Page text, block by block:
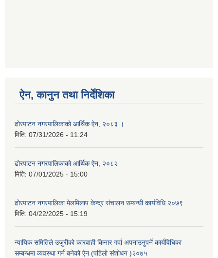
ऐन, कानुन तथा निर्देशिका
ढोरपाटन नगरपालिकाको आर्थिक ऐन, २०८३ ।
मिति: 07/31/2026 - 11:24
ढोरपाटन नगरपालिकाको आर्थिक ऐन, २०८२
मिति: 07/01/2025 - 15:00
ढोरपाटन नगरपालिका मेलमिलाप केन्द्र संचालन सम्बन्धी कार्यविधि २०७९
मिति: 04/22/2025 - 15:19
न्यायिक समितिले उजुरीको कारवाही किनार गर्दा अपनाउनुपर्ने कार्यविधिका
सम्बन्धमा व्यवस्था गर्न बनेको ऐन (पहिलो संशोधन )२०७५